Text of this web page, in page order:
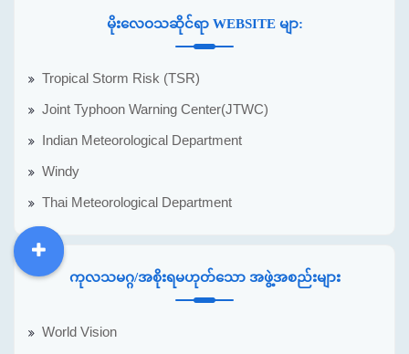
မိုးလေဝသဆိုင်ရာ WEBSITE မျာ:
Tropical Storm Risk (TSR)
Joint Typhoon Warning Center(JTWC)
Indian Meteorological Department
Windy
Thai Meteorological Department
ကုလသမဂ္ဂ/အစိုးရမဟုတ်သော အဖွဲ့အစည်းများ
World Vision